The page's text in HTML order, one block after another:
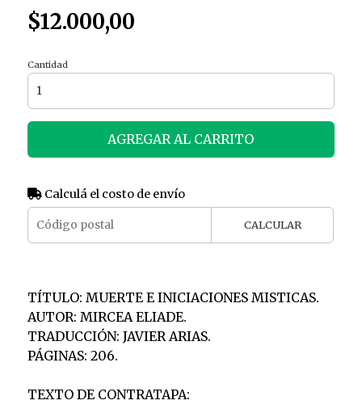
$12.000,00
Cantidad
AGREGAR AL CARRITO
Calculá el costo de envío
CALCULAR
TÍTULO: MUERTE E INICIACIONES MISTICAS.
AUTOR: MIRCEA ELIADE.
TRADUCCIÓN: JAVIER ARIAS.
PÁGINAS: 206.
TEXTO DE CONTRATAPA: